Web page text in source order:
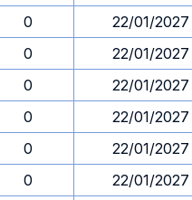
0
22/01/2027
0
22/01/2027
0
22/01/2027
0
22/01/2027
0
22/01/2027
0
22/01/2027